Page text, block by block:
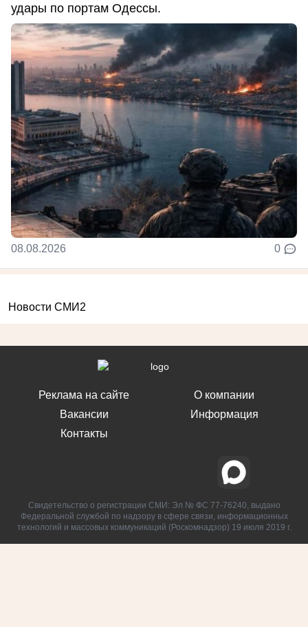
удары по портам Одессы.
08.08.2026 0
Новости СМИ2
Реклама на сайте
Вакансии
Контакты
О компании
Информация
Свидетельство о регистрации СМИ: Эл № ФС 77-76240, выдано
Федеральной службой по надзору в сфере связи, информационных
технологий и массовых коммуникаций (Роскомнадзор) 19 июля 2019 г.